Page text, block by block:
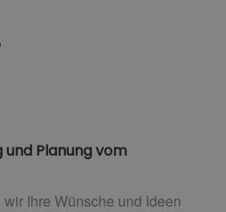
und Planung vom
Ihre Wünsche und Ideen